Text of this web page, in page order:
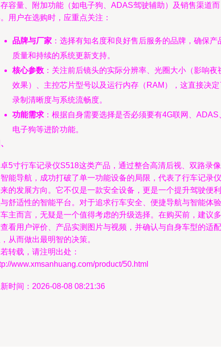
容量、附加功能（如电子狗、ADAS驾驶辅助）及销售渠道而
用户在选购时，应重点关注：
品牌与厂家 ：选择有知名度和良好售后服务的品牌，确保产
质量和持续的系统更新支持。
核心参数 ：关注前后镜头的实际分辨率、光圈大小（影响夜
效果）、主控芯片型号以及运行内存（RAM），这直接决定
录制清晰度与系统流畅度。
功能需求 ：根据自身需要选择是否必须要有4G联网、ADAS
电子狗等进阶功能。
5寸行车记录仪S518这类产品，通过整合高清后视、双路录像
能导航，成功打破了单一功能设备的局限，代表了行车记录仪
的发展方向。它不仅是一款安全设备，更是一个提升驾驶便利
舒适性的智能平台。对于追求行车安全、便捷导航与智能体验
主而言，无疑是一个值得考虑的升级选择。在购买前，建议多
看用户评价、产品实测图片与视频，并确认与自身车型的适配
从而做出最明智的决策。
转载，请注明出处：
www.xmsanhuang.com/product/50.html
时间：2026-08-08 08:21:36